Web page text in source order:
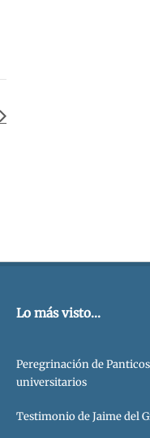
Lo más visto...
Peregrinación de
universitarios
Testimonio de Jaime del